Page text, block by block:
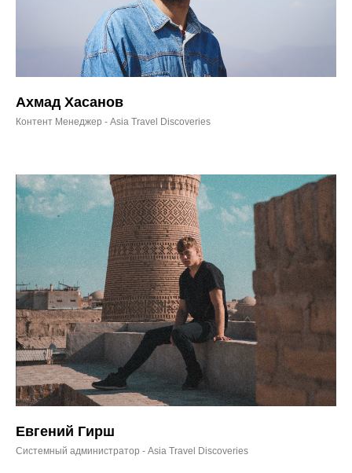
Ахмад Хасанов
Контент Менеджер - Asia Travel Discoveries
Евгений Гирш
Системный администратор - Asia Travel Discoveries